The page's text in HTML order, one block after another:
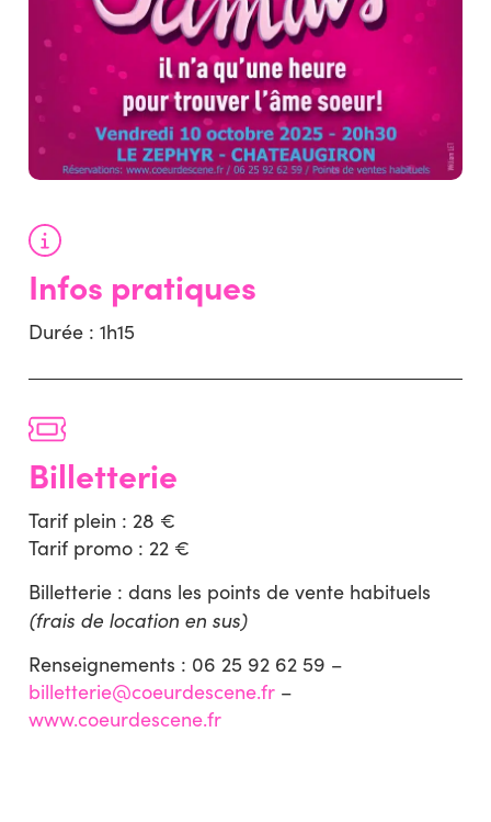
Infos pratiques
Durée : 1h15
Billetterie
Tarif plein : 28 €
Tarif promo : 22 €
Billetterie : dans les points de vente habituels
(frais de location en sus)
Renseignements : 06 25 92 62 59 –
billetterie@coeurdescene.fr –
www.coeurdescene.fr